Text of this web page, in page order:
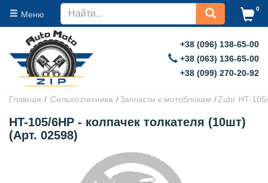
Меню
0
+38 (096) 138-65-00
+38 (063) 136-65-00
+38 (099) 270-20-92
Главная Сельхозтехника Запчасти к мотоблокам Zubr HT-
HT-105/6HP - колпачек толкателя (10шт)
(Арт. 02598)